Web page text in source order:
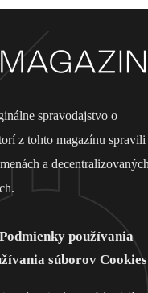
spravodajstvo o
z tohto magazínu spravili
a
Podmienky používania
súborov Cookies